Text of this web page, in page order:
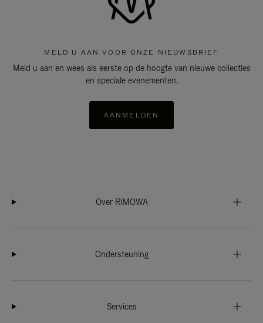
MELD U AAN VOOR ONZE NIEUWSBRIEF
Meld u aan en wees als eerste op de hoogte van nieuwe collecties
en speciale evenementen.
AANMELDEN
Over RIMOWA
Ondersteuning
Services